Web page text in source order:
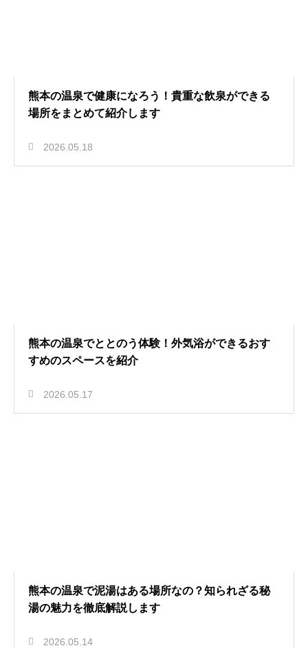
熊本の温泉で健康になろう！貴重な飲泉ができる
場所をまとめて紹介します
2026.05.18
熊本の温泉でととのう体験！外気浴ができるおす
すめのスペースを紹介
2026.05.17
熊本の温泉で泥湯はある場所なの？知られざる秘
湯の魅力を徹底解説します
2026.05.14